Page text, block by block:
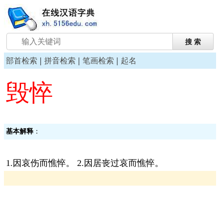
部首检索 | 拼音检索 | 笔画检索 | 起名
毁悴
基本解释 ：
1.因哀伤而憔悴。 2.因居丧过哀而憔悴。